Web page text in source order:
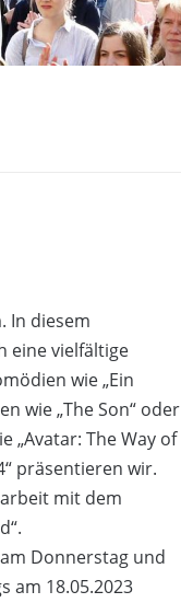
In diesem
eine vielfältige
wie „Ein
wie „The Son“ oder
„Avatar: The Way of
präsentieren wir.
mit dem
Donnerstag und
am 18.05.2023